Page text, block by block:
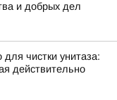
и добрых дел
чистки унитаза:
действительно